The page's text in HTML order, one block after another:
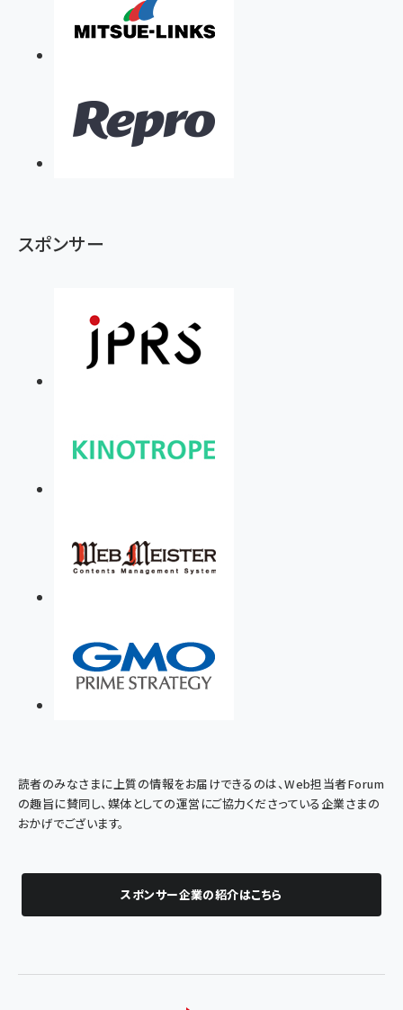
スポンサー
読者のみなさまに上質の情報をお届けできるのは、Web担当者Forum
の趣旨に賛同し、媒体としての運営にご協力くださっている企業さまの
おかげでございます。
スポンサー企業の紹介はこちら